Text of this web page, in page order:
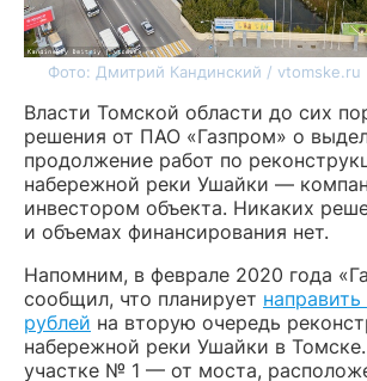
Фото: Дмитрий Кандинский / vtomske.ru
Власти Томской области до сих
решения от ПАО «Газпром» о
продолжение работ по
набережной реки Ушайки —
инвестором объекта. Никаких
и объемах финансирования нет.
Напомним, в феврале 2020 года
сообщил, что планирует
рублей на вторую очередь
набережной реки Ушайки в
участке № 1 — от моста,